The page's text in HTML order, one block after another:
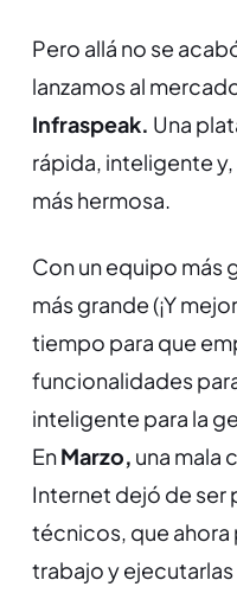
Pero allá no se
lanzamos al
Infraspeak. Una
rápida, inteligente
más hermosa.
Con un equipo más
más grande (¡Y
tiempo para que
funcionalidades
inteligente para la
EnMarzo, una mala
Internet dejó de ser
técnicos, que
trabajo y